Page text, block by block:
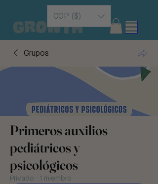
COP ($)
Grupos
Primeros auxilios
pediátricos y
psicológicos
Privado · 1 miembro